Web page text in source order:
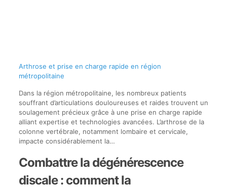
Arthrose et prise en charge rapide en région
métropolitaine
Dans la région métropolitaine, les nombreux patients
souffrant d’articulations douloureuses et raides trouvent un
soulagement précieux grâce à une prise en charge rapide
alliant expertise et technologies avancées. L’arthrose de la
colonne vertébrale, notamment lombaire et cervicale,
impacte considérablement la…
Combattre la dégénérescence
discale : comment la